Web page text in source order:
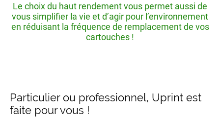
Le choix du haut rendement vous permet aussi de
vous simplifier la vie et d’agir pour l’environnement
en réduisant la fréquence de remplacement de vos
cartouches !
Particulier ou professionnel, Uprint est
faite pour vous !